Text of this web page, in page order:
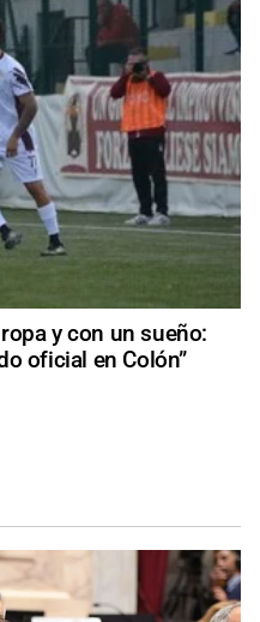
y con un sueño:
oficial en Colón”